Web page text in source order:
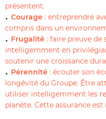
présentent.
Courage : entreprendre
compris dans un
Frugalité : faire preuve de
intelligemment en
soutenir une croissance
Pérennité : écouter son
longévité du Groupe. Être
utiliser intelligemment les
planète. Cette assurance